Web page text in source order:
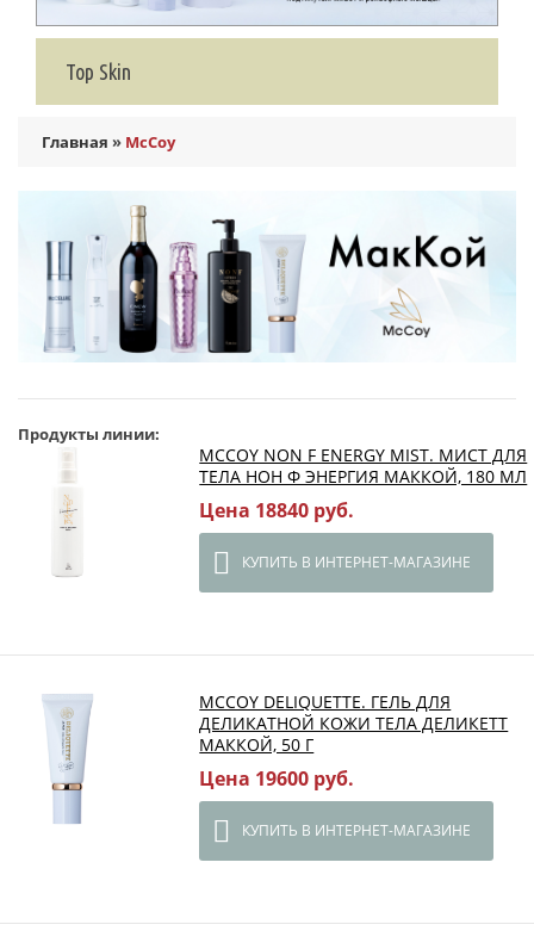
Top Skin
Главная » McCoy
Продукты линии:
MCCOY NON F ENERGY MIST. МИСТ ДЛЯ
ТЕЛА НОН Ф ЭНЕРГИЯ МАККОЙ, 180 МЛ
Цена 18840 руб.
КУПИТЬ В ИНТЕРНЕТ-МАГАЗИНЕ
MCCOY DELIQUETTE. ГЕЛЬ ДЛЯ
ДЕЛИКАТНОЙ КОЖИ ТЕЛА ДЕЛИКЕТТ
МАККОЙ, 50 Г
Цена 19600 руб.
КУПИТЬ В ИНТЕРНЕТ-МАГАЗИНЕ